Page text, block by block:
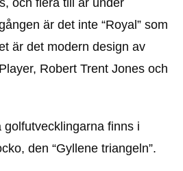
är det inte “Royal” som
är det modern design av
Robert Trent Jones och
finns i
den “Gyllene triangeln”.